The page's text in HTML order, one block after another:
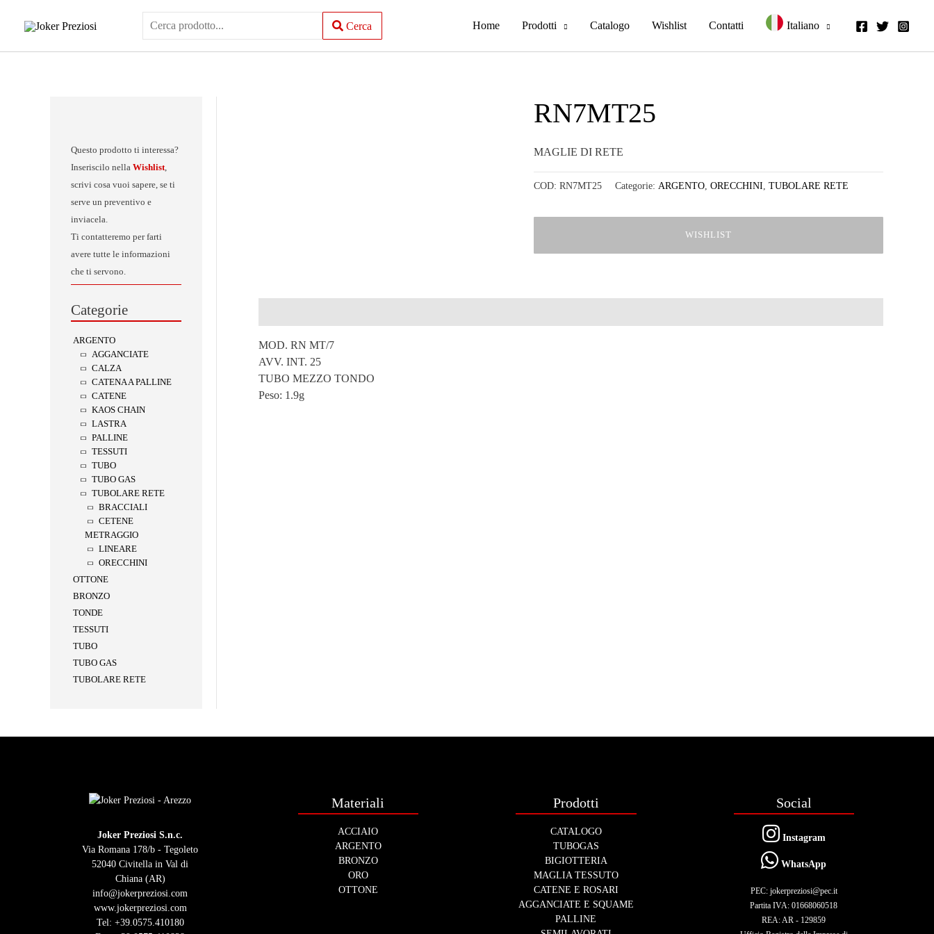
Cerca Home Prodotti Catalogo Wishlist Contatti Italiano
Questo prodotto ti interessa?
Inseriscilo nella Wishlist,
scrivi cosa vuoi sapere, se ti
serve un preventivo e
inviacela.
Ti contatteremo per farti
avere tutte le informazioni
che ti servono.
Categorie
ARGENTO
AGGANCIATE
CALZA
CATENA A PALLINE
CATENE
KAOS CHAIN
LASTRA
PALLINE
TESSUTI
TUBO
TUBO GAS
TUBOLARE RETE
BRACCIALI
CETENE
METRAGGIO
LINEARE
ORECCHINI
OTTONE
BRONZO
TONDE
TESSUTI
TUBO
TUBO GAS
TUBOLARE RETE
RN7MT25
MAGLIE DI RETE
COD: RN7MT25 Categorie: ARGENTO, ORECCHINI TUBOLARE RETE
WISHLIST
MOD. RN MT/7
AVV. INT. 25
TUBO MEZZO TONDO
Peso: 1.9g
Joker Preziosi S.n.c.
Via Romana 178/b - Tegoleto
52040 Civitella in Val di
Chiana (AR)
info@jokerpreziosi.com
www.jokerpreziosi.com
Tel: +39.0575.410180
Materiali
ACCIAIO
ARGENTO
BRONZO
ORO
OTTONE
Prodotti
CATALOGO
TUBOGAS
BIGIOTTERIA
MAGLIA TESSUTO
CATENE E ROSARI
AGGANCIATE E SQUAME
PALLINE
Social
Instagram
WhatsApp
PEC: jokerpreziosi@pec.it
Partita IVA: 01668060518
REA: AR - 129859